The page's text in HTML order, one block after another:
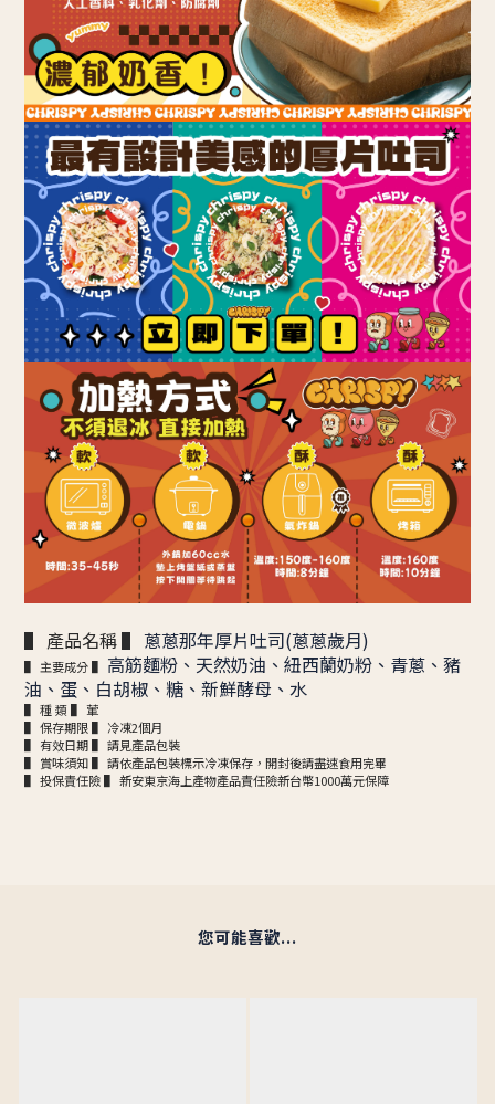
▌ 產品名稱 ▌ 蔥蔥那年厚片吐司(蔥蔥歲月)
▌ 主要成分 ▌ 高筋麵粉、天然奶油、紐西蘭奶粉、青蔥、豬
油、蛋、白胡椒、糖、新鮮酵母、水
▌ 種 類 ▌ 葷
▌ 保存期限 ▌ 冷凍2個月
▌ 有效日期 ▌ 請見產品包裝
▌ 賞味須知 ▌ 請依產品包裝標示冷凍保存，開封後請盡速食用完畢
▌ 投保責任險 ▌ 新安東京海上產物產品責任險新台幣1000萬元保障
您可能喜歡...